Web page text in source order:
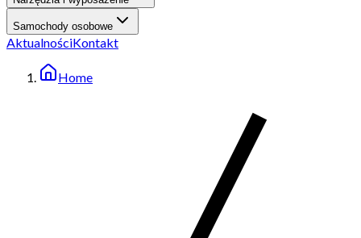
Samochody osobowe
AktualnościKontakt
Home